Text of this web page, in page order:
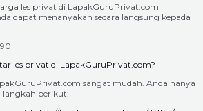
les privat di LapakGuruPrivat.com
dapat menanyakan secara langsung kepada
les privat di LapakGuruPrivat.com?
sangat mudah. Anda hanya
berikut: